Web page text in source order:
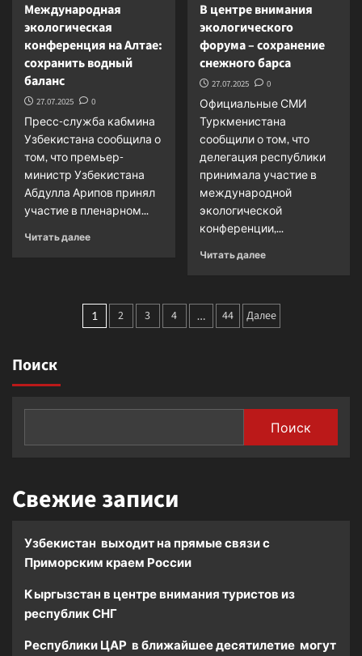
Международная
экологическая
конференция на Алтае:
сохранить водный
баланс
27.07.2025 0
Пресс-служба кабмина
Узбекистана сообщила о
том, что премьер-
министр Узбекистана
Абдулла Арипов принял
участие в пленарном...
Читать далееПрочитать
конференция
на
В центре внимания
экологического
форума – сохранение
снежного барса
27.07.2025 0
Официальные СМИ
Туркменистана
сообщили о том, что
делегация республики
принимала участие в
международной
экологической
конференции,...
Читать далееПрочитать
центре
внимания
снежного
барса
Пагинация
1 2 3 4 … 44 Далее
Поиск
Поиск
Свежие записи
Узбекистан выходит на прямые связи с
Приморским краем России
Кыргызстан в центре внимания туристов из
республик СНГ
Республики ЦАР в ближайшее десятилетие могут